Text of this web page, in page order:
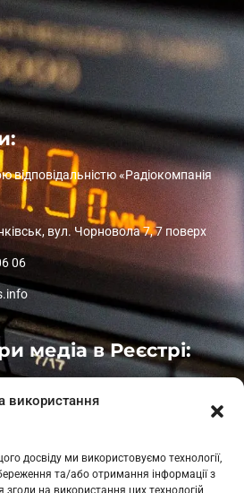
використання
досвіду ми використовуємо технології,
та/або отримання інформації з
на використання цих технологій
відповідальністю «Радіокомпанія
вул. Чорновола 7, 7 поверх
06
медіа в Реєстрі: